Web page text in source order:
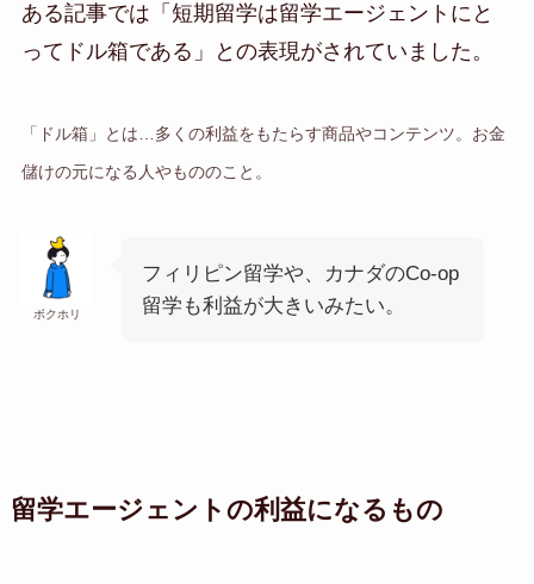
ある記事では「短期留学は留学エージェントにと
ってドル箱である」との表現がされていました。
「ドル箱」とは…多くの利益をもたらす商品やコンテンツ。お金
儲けの元になる人やもののこと。
ボクホリ
フィリピン留学や、カナダのCo-op
留学も利益が大きいみたい。
留学エージェントの利益になるもの